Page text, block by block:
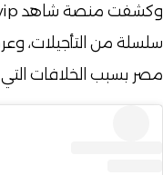
سلسلة من التأجيلات،
مصر بسبب الخلافات